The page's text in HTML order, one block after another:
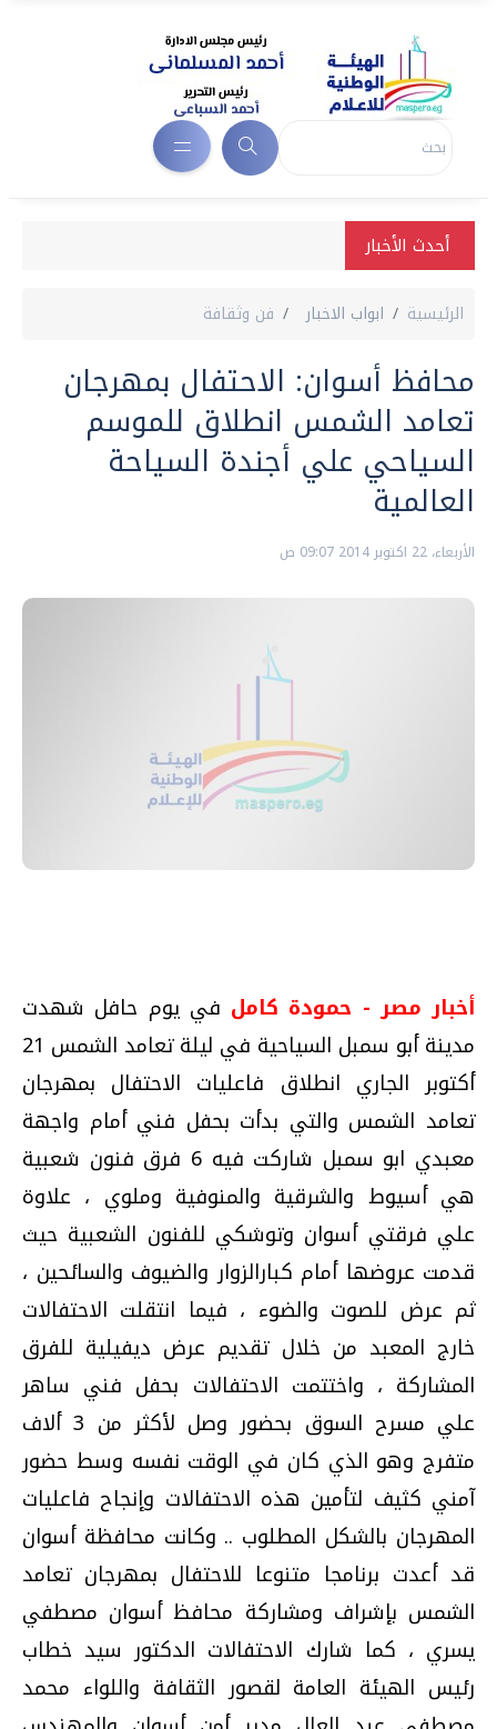
أحدث الأخبار
الرئيسية ابواب الاخبار فن وثقافة
محافظ أسوان: الاحتفال بمهرجان
تعامد الشمس انطلاق للموسم
السياحي علي أجندة السياحة
العالمية
الأربعاء، 22 اكتوبر 2014 09:07 ص
أخبار مصر - حمودة كامل في يوم حافل شهدت
مدينة أبو سمبل السياحية في ليلة تعامد الشمس 21
أكتوبر الجاري انطلاق فاعليات الاحتفال بمهرجان
تعامد الشمس والتي بدأت بحفل فني أمام واجهة
معبدي ابو سمبل شاركت فيه 6 فرق فنون شعبية
هي أسيوط والشرقية والمنوفية وملوي ، علاوة
علي فرقتي أسوان وتوشكي للفنون الشعبية حيث
قدمت عروضها أمام كبارالزوار والضيوف والسائحين ،
ثم عرض للصوت والضوء ، فيما انتقلت الاحتفالات
خارج المعبد من خلال تقديم عرض ديفيلية للفرق
المشاركة ، واختتمت الاحتفالات بحفل فني ساهر
علي مسرح السوق بحضور
وصل لأكثر من 3 ألاف
متفرج وهو الذي كان في الوقت نفسه وسط حضور
آمني كثيف لتأمين هذه الاحتفالات وإنجاح فاعليات
المهرجان بالشكل المطلوب .. وكانت محافظة أسوان
قد أعدت برنامجا متنوعا للاحتفال بمهرجان تعامد
الشمس بإشراف ومشاركة محافظ أسوان مصطفي
يسري ، كما شارك الاحتفالات الدكتور سيد خطاب
رئيس الهيئة العامة لقصور الثقافة واللواء محمد